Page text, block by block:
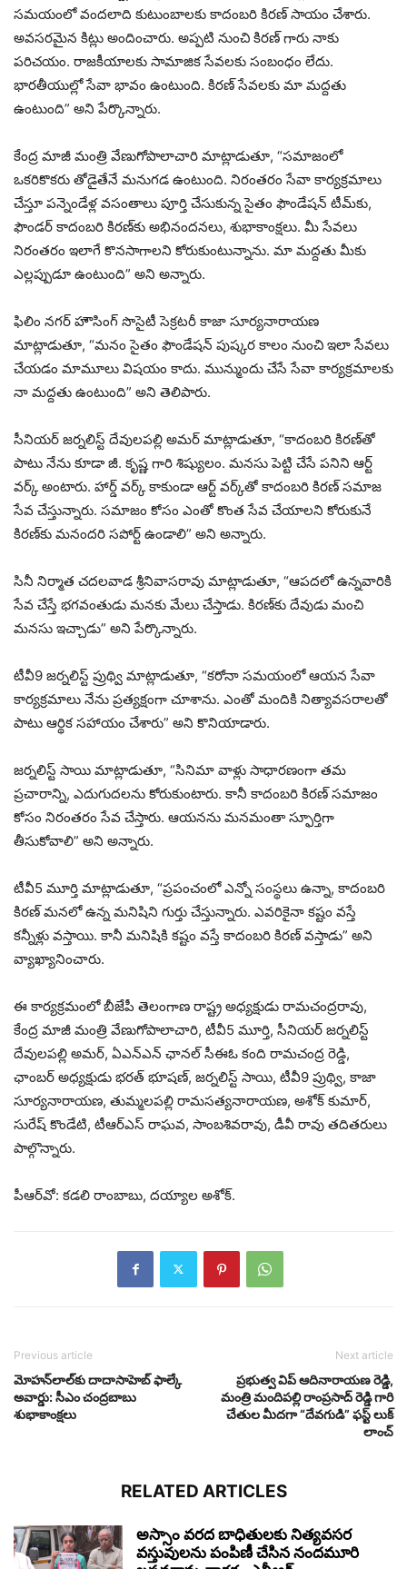
సమయంలో వందలాది కుటుంబాలకు కాదంబరి కిరణ్ సాయం చేశారు.
అవసరమైన కిట్లు అందించారు. అప్పటి నుంచి కిరణ్ గారు నాకు
పరిచయం. రాజకీయాలకు సామాజిక సేవలకు సంబంధం లేదు.
భారతీయుల్లో సేవా భావం ఉంటుంది. కిర‌ణ్ సేవ‌ల‌కు మా మ‌ద్ద‌తు
ఉంటుంది” అని పేర్కొన్నారు.
కేంద్ర మాజీ మంత్రి వేణుగోపాలాచారి మాట్లాడుతూ, “సమాజంలో
ఒకరికొకరు తోడైతేనే మనుగడ ఉంటుంది. నిరంతరం సేవా కార్యక్రమాలు
చేస్తూ పన్నెండేళ్ల వసంతాలు పూర్తి చేసుకున్న సైతం ఫౌండేషన్ టీమ్‌కు,
ఫౌండర్ కాదంబరి కిరణ్‌కు అభినందనలు, శుభాకాంక్షలు. మీ సేవలు
నిరంతరం ఇలాగే కొనసాగాలని కోరుకుంటున్నాను. మా మద్దతు మీకు
ఎల్లప్పుడూ ఉంటుంది” అని అన్నారు.
ఫిలిం నగర్ హౌసింగ్ సొసైటీ సెక్రటరీ కాజా సూర్యనారాయణ
మాట్లాడుతూ, “మనం సైతం ఫౌండేషన్ పుష్కర కాలం నుంచి ఇలా సేవలు
చేయడం మామూలు విషయం కాదు. మున్ముందు చేసే సేవా కార్యక్రమాలకు
నా మద్దతు ఉంటుంది” అని తెలిపారు.
సీనియర్ జర్నలిస్ట్ దేవులపల్లి అమర్ మాట్లాడుతూ, “కాదంబరి కిరణ్‌తో
పాటు నేను కూడా జీ. కృష్ణ గారి శిష్యులం. మనసు పెట్టి చేసే పనిని ఆర్ట్
వర్క్ అంటారు. హార్డ్ వ‌ర్క్ కాకుండా ఆర్ట్ వ‌ర్క్‌తో కాదంబరి కిరణ్ స‌మాజ
సేవ చేస్తున్నారు. సమాజం కోసం ఎంతో కొంత సేవ చేయాలని కోరుకునే
కిరణ్‌కు మనందరి సపోర్ట్ ఉండాలి” అని అన్నారు.
సినీ నిర్మాత చదలవాడ శ్రీనివాసరావు మాట్లాడుతూ, “ఆపదలో ఉన్నవారికి
సేవ చేస్తే భగవంతుడు మనకు మేలు చేస్తాడు. కిర‌ణ్‌కు దేవుడు మంచి
మ‌నసు ఇచ్చాడు” అని పేర్కొన్నారు.
టీవీ9 జర్నలిస్ట్ ప్రుథ్వి మాట్లాడుతూ, “కరోనా సమయంలో ఆయన సేవా
కార్యక్రమాలు నేను ప్రత్యక్షంగా చూశాను. ఎంతో మందికి నిత్యావసరాలతో
పాటు ఆర్థిక సహాయం చేశారు” అని కొనియాడారు.
జర్నలిస్ట్ సాయి మాట్లాడుతూ, “సినిమా వాళ్లు సాధారణంగా తమ
ప్రచారాన్ని, ఎదుగుదలను కోరుకుంటారు. కానీ కాదంబరి కిరణ్ సమాజం
కోసం నిరంతరం సేవ చేస్తారు. ఆయనను మనమంతా స్ఫూర్తిగా
తీసుకోవాలి” అని అన్నారు.
టీవీ5 మూర్తి మాట్లాడుతూ, “ప్రపంచంలో ఎన్నో సంస్థలు ఉన్నా, కాదంబరి
కిరణ్ మనలో ఉన్న మనిషిని గుర్తు చేస్తున్నారు. ఎవరికైనా కష్టం వస్తే
కన్నీళ్లు వస్తాయి. కానీ మనిషికి కష్టం వస్తే కాదంబరి కిరణ్ వస్తాడు” అని
వ్యాఖ్యానించారు.
ఈ కార్యక్రమంలో బీజేపీ తెలంగాణ రాష్ట్ర అధ్యక్షుడు రామచంద్రరావు,
కేంద్ర మాజీ మంత్రి వేణుగోపాలాచారి, టీవీ5 మూర్తి, సీనియర్ జర్నలిస్ట్
దేవులపల్లి అమర్, ఏఎన్ఎన్ ఛానల్ సీఈఓ కంది రామచంద్ర రెడ్డి,
ఛాంబ‌ర్ అధ్యక్షుడు భరత్ భూషణ్, జర్నలిస్ట్ సాయి, టీవీ9 ప్రుథ్వి, కాజా
సూర్యనారాయణ, తుమ్మలపల్లి రామసత్యనారాయణ, అశోక్ కుమార్,
సురేష్ కొండేటి, టీఆర్ఎస్ రాఘవ, సాంబశివరావు, డీవీ రావు తదితరులు
పాల్గొన్నారు.
పీఆర్‌వో: క‌డ‌లి రాంబాబు, ద‌య్యాల అశోక్.
Previous article
మోహన్‌లాల్‌కు దాదాసాహెబ్ ఫాల్కే
అవార్డు: సీఎం చంద్రబాబు
శుభాకాంక్షలు
Next article
ప్రభుత్వ విప్ ఆదినారాయణ రెడ్డి,
మంత్రి మందిపల్లి రాంప్రసాద్ రెడ్డి గారి
చేతుల మీదగా “దేవగుడి” ఫస్ట్ లుక్
లాంచ్
RELATED ARTICLES
అస్సాం వరద బాధితులకు నిత్యవసర
వస్తువులను పంపిణీ చేసిన నందమూరి